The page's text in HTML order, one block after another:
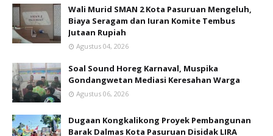
Wali Murid SMAN 2 Kota Pasuruan Mengeluh,
Biaya Seragam dan Iuran Komite Tembus
Jutaan Rupiah
Agustus 04, 2026
Soal Sound Horeg Karnaval, Muspika
Gondangwetan Mediasi Keresahan Warga
Agustus 06, 2026
Dugaan Kongkalikong Proyek Pembangunan
Barak Dalmas Kota Pasuruan Disidak LIRA